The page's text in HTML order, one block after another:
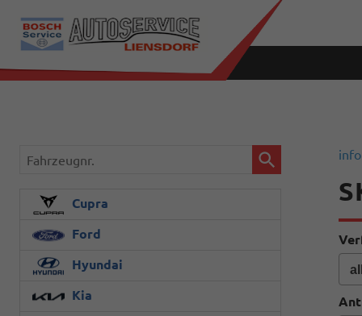
info
Fahrzeugnr.
Cupra
Ford
Hyundai
Kia